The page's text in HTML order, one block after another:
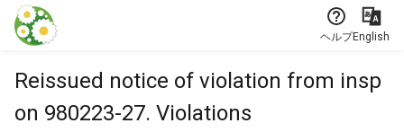
本文に飛ぶ
ヘルプEnglish
Reissued notice of violation from insp
on 980223-27. Violations